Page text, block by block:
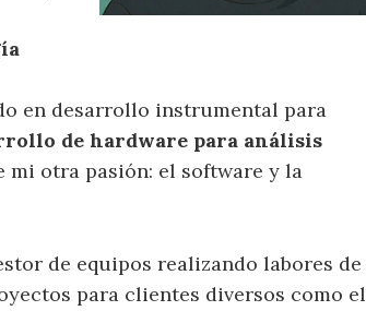
en desarrollo instrumental para
de hardware para análisis
mi otra pasión: el software y la
de equipos realizando labores de
para clientes diversos como el